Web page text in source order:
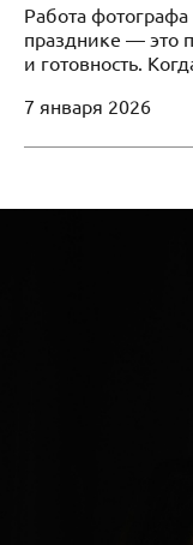
Работа
празднике — это
и готовность.
7 января 2026